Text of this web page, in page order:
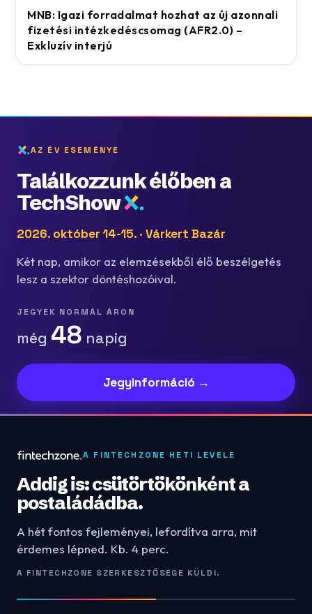
MNB: Igazi forradalmat hozhat az új azonnali
fizetési intézkedéscsomag (AFR2.0) –
Exkluzív interjú
AZ ÉV ESEMÉNYE
Találkozzunk élőben a
TechShow
2026. október 14-15. · Várkert Bazár
Két nap, amikor az elemzésekből élő beszélgetés
lesz a szektor döntéshozóival.
JEGYEK NORMÁL ÁRON
még 48 napig
Jegyinformáció →
A FINTECHZONE HETI LEVELE
Addig is: csütörtökönként a
postaládádba.
A hét fontos fejleményei, lefordítva arra, mit
érdemes lépned. Kb. 4 perc.
A FINTECHZONE SZERKESZTŐSÉGE KÜLDI.